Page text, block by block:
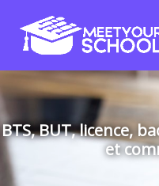
BTS, BUT, licence,
et